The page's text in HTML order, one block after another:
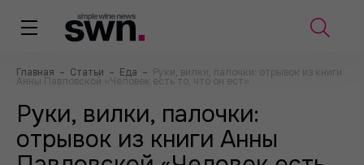
Главная – Статьи – Еда – Руки, вилки, палочки: отрывок из книги
Анны Павловской «Человек есть то, что он ест»
Руки, вилки, палочки:
отрывок из книги Анны